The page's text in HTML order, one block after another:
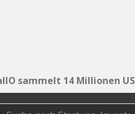
sammelt 14 Millionen